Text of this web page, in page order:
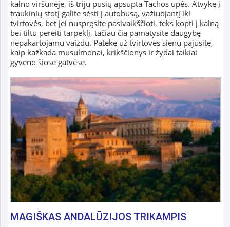
kalno viršūnėje, iš trijų pusių apsupta Tachos upės. Atvykę į
traukinių stotį galite sėsti į autobusą, važiuojantį iki
tvirtovės, bet jei nuspręsite pasivaikščioti, teks kopti į kalną
bei tiltu pereiti tarpeklį, tačiau čia pamatysite daugybę
nepakartojamų vaizdų. Patekę už tvirtovės sienų pajusite,
kaip kažkada musulmonai, krikščionys ir žydai taikiai
gyveno šiose gatvėse.
MAGIŠKAS ANDALŪZIJOS TRIKAMPIS